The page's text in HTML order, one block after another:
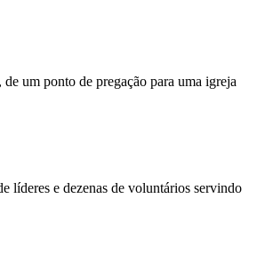
um ponto de pregação para uma igreja
líderes e dezenas de voluntários servindo